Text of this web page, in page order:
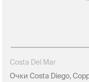
Costa Del Mar
Очки Costa Diego,